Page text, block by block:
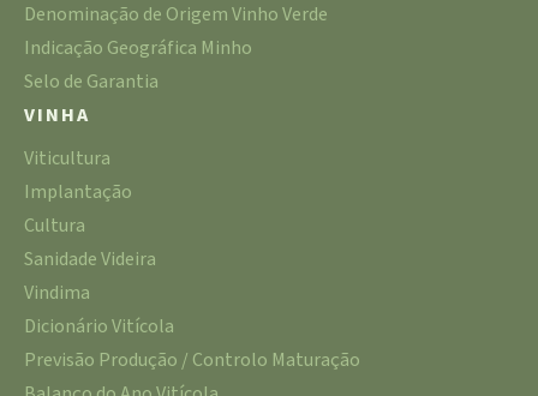
Denominação de Origem Vinho Verde
Indicação Geográfica Minho
Selo de Garantia
VINHA
Viticultura
Implantação
Cultura
Sanidade Videira
Vindima
Dicionário Vitícola
Previsão Produção / Controlo Maturação